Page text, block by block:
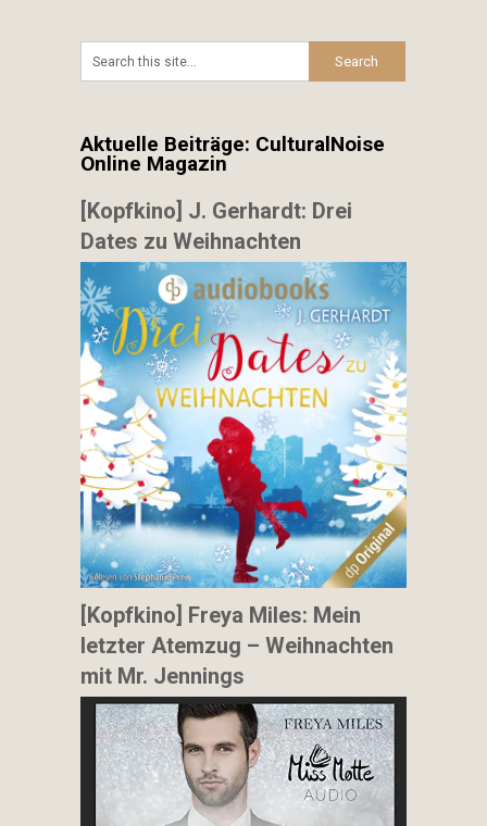
Aktuelle Beiträge: CulturalNoise
Online Magazin
[Kopfkino] J. Gerhardt: Drei
Dates zu Weihnachten
[Kopfkino] Freya Miles: Mein
letzter Atemzug – Weihnachten
mit Mr. Jennings